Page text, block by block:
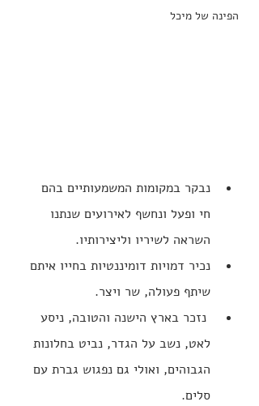
הפינה של מיכל
נבקר במקומות המשמעותיים בהם
חי ופעל ונחשף לאירועים שנתנו
השראה לשיריו וליצירותיו.
נכיר דמויות דומיננטיות בחייו איתם
שיתף פעולה, שר ויצר.
נזכר בארץ הישנה והטובה, ניסע
לאט, נשב על הגדר, נביט בחלונות
הגבוהים, ואולי גם נפגוש גברת עם
סלים.